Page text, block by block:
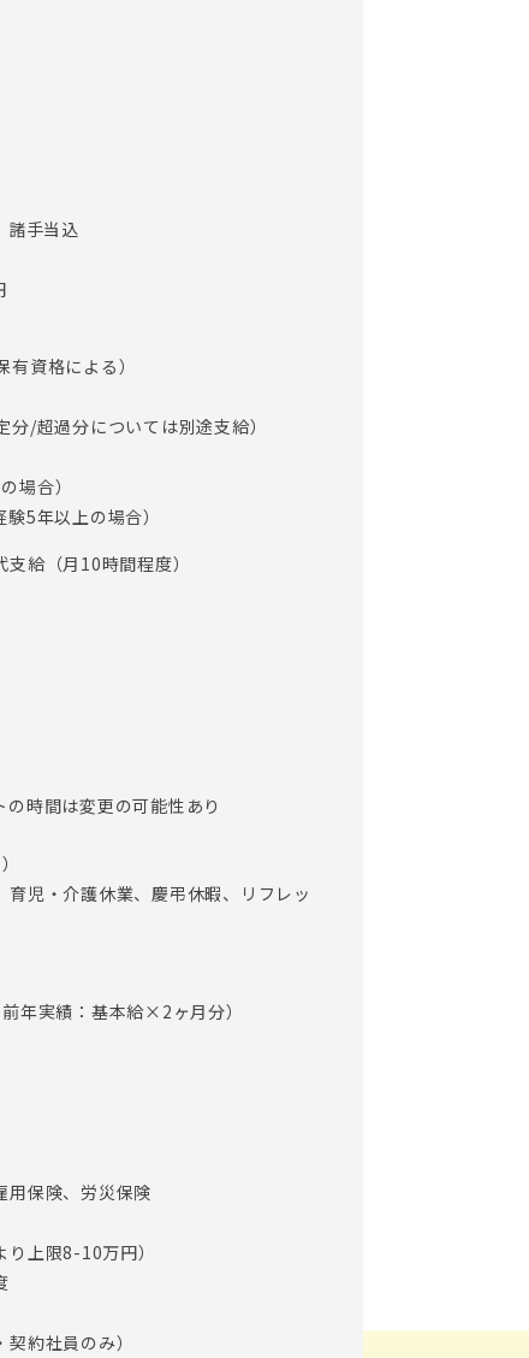
諸手当込
資格による）
/超過分については別途支給）
場合）
5年以上の場合）
給（月10時間程度）
時間は変更の可能性あり
児・介護休業、慶弔休暇、リフレッ
年実績：基本給×2ヶ月分）
用保険、労災保険
上限8-10万円）
約社員のみ）